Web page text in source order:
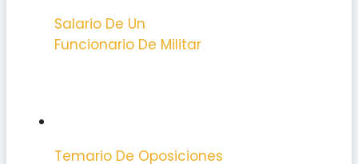
Salario De Un
Funcionario De Militar
Temario De Oposiciones